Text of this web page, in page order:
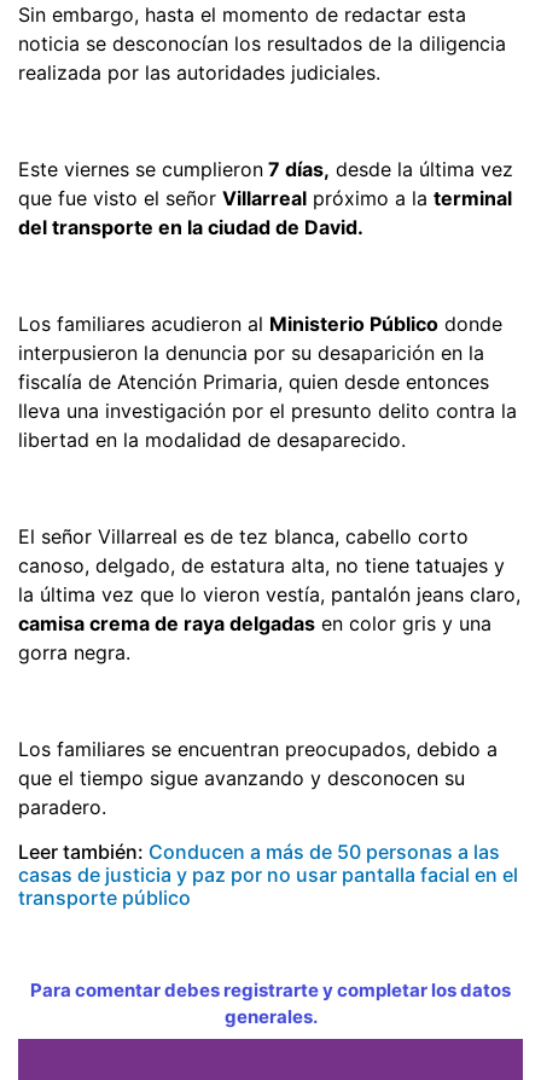
Sin embargo, hasta el momento de redactar esta
noticia se desconocían los resultados de la diligencia
realizada por las autoridades judiciales.
Este viernes se cumplieron 7 días, desde la última vez
que fue visto el señor Villarreal próximo a la terminal
del transporte en la ciudad de David.
Los familiares acudieron al Ministerio Público donde
interpusieron la denuncia por su desaparición en la
fiscalía de Atención Primaria, quien desde entonces
lleva una investigación por el presunto delito contra la
libertad en la modalidad de desaparecido.
El señor Villarreal es de tez blanca, cabello corto
canoso, delgado, de estatura alta, no tiene tatuajes y
la última vez que lo vieron vestía, pantalón jeans claro,
camisa crema de raya delgadas en color gris y una
gorra negra.
Los familiares se encuentran preocupados, debido a
que el tiempo sigue avanzando y desconocen su
paradero.
Leer también: Conducen a más de 50 personas a las
casas de justicia y paz por no usar pantalla facial en el
transporte público
Para comentar debes registrarte y completar los datos
generales.